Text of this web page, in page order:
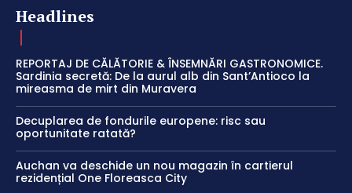
Headlines
REPORTAJ DE CĂLĂTORIE & ÎNSEMNĂRI GASTRONOMICE.
Sardinia secretă: De la aurul alb din Sant’Antioco la
mireasma de mirt din Muravera
Decuplarea de fondurile europene: risc sau
oportunitate ratată?
Auchan va deschide un nou magazin în cartierul
rezidențial One Floreasca City